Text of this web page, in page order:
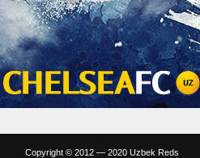
Copyright © 2012 — 2020 Uzbek Reds